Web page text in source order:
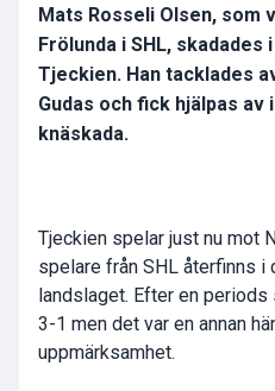
Mats Rosseli Olsen, som
Frölunda i SHL,
Tjeckien. Han tacklades
Gudas och fick hjälpas av
knäskada.
Tjeckien spelar just nu mot
spelare från SHL återfinns i
landslaget. Efter en
3-1 men det var en annan
uppmärksamhet.